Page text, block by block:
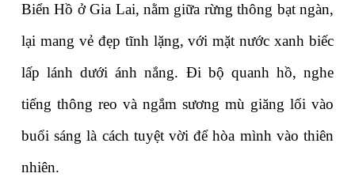
Biển Hồ ở Gia Lai, nằm giữa rừng thông bạt ngàn,
lại mang vẻ đẹp tĩnh lặng, với mặt nước xanh biếc
lấp lánh dưới ánh nắng. Đi bộ quanh hồ, nghe
tiếng thông reo và ngắm sương mù giăng lối vào
buổi sáng là cách tuyệt vời để hòa mình vào thiên
nhiên.